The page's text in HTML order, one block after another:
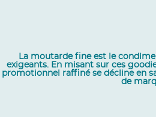
La moutarde fine est le
exigeants. En misant sur ces
promotionnel raffiné se décline en
de